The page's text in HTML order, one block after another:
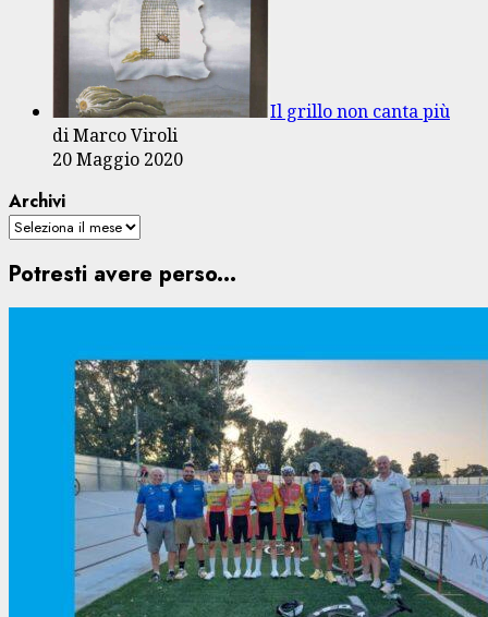
Il grillo non canta più
di Marco Viroli
20 Maggio 2020
Archivi
Potresti avere perso...